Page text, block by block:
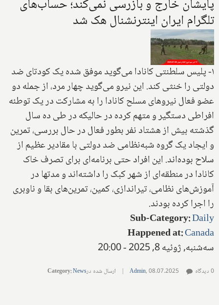
پایشان خارج و بازرسی نمی‌کند؛ حساب‌های
تلگرام ایران اینترنشنال هک شد
۱- پلیس سلطنتی کانادا می‌گوید موفق شده یک کودتای ضد
دولتی را خنثی کند. این نیرو می‌گوید چهار مرد، از جمله دو
عضو فعال نیروهای مسلح کانادا را به مشارکت در یک توطئه
افراطی دستگیر و متهم کرده در حالیکه در طی ده سال
گذشته بیش از هشتاد نفر بطور فعال در حال بررسی، تمرین
و ایجاد یک گروه شبه‌نظامی ضد دولتی با مقادیر عظیم از
سلاح بوده‌اند. این افراد حتی برنامه‌ای برای تصرف خاک
کانادا در منطقه‌ای از شهر کبک را داشته‌اند و مدتها در
آموزش‌های نظامی، تیراندازی، کمین، تمرین‌های بقا و ناوبری
را اجرا کرده بودند.
Sub-Category:Daily
Happened at:Canada
سه‌شنبه, ژوئیه 8, 2025 - 20:00
Admin,08.07.2025
| ارسال شده در Category:News 0 دیدگاه